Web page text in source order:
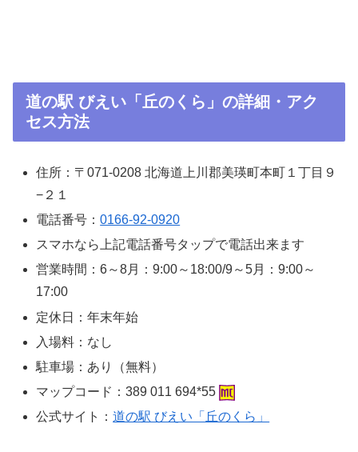
道の駅 びえい「丘のくら」の詳細・アク
セス方法
住所：〒071-0208 北海道上川郡美瑛町本町１丁目９
−２１
電話番号：0166-92-0920
スマホなら上記電話番号タップで電話出来ます
営業時間：6～8月：9:00～18:00/9～5月：9:00～
17:00
定休日：年末年始
入場料：なし
駐車場：あり（無料）
マップコード：389 011 694*55
公式サイト：道の駅 びえい「丘のくら」